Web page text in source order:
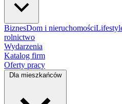
BiznesDom i nieruchomości
rolnictwo
Wydarzenia
Katalog firm
Oferty pracy
Dla mieszkańców